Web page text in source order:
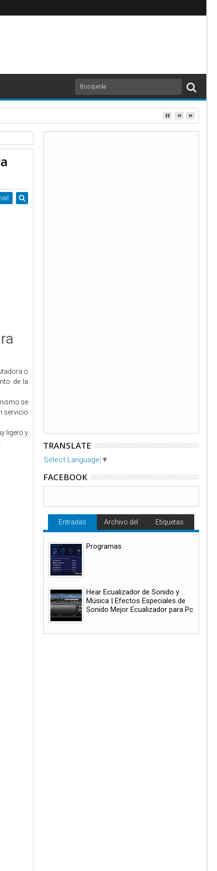
ram
o
de la
se
servicio
ligero y
TRANSLATE
Select Language ▼
FACEBOOK
Entradas
Archivo del
Etiquetas
Programas
Hear Ecualizador de Sonido y
Música | Efectos Especiales de
Sonido Mejor Ecualizador para Pc